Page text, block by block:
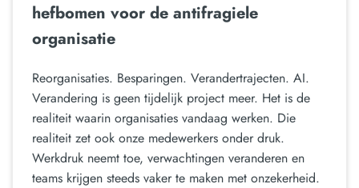
hefbomen voor de antifragiele
organisatie
Reorganisaties. Besparingen. Verandertrajecten. AI.
Verandering is geen tijdelijk project meer. Het is de
realiteit waarin organisaties vandaag werken. Die
realiteit zet ook onze medewerkers onder druk.
Werkdruk neemt toe, verwachtingen veranderen en
teams krijgen steeds vaker te maken met onzekerheid.